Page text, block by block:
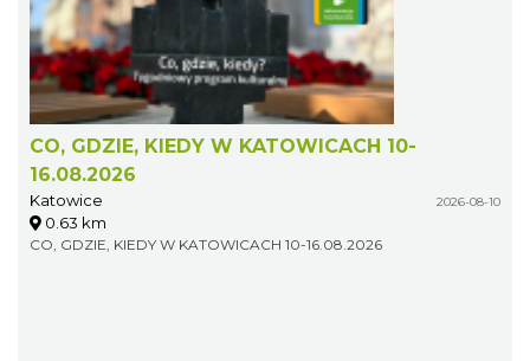
CO, GDZIE, KIEDY W KATOWICACH 10-
16.08.2026
Katowice 2026-08-10
0.63 km
CO, GDZIE, KIEDY W KATOWICACH 10-16.08.2026